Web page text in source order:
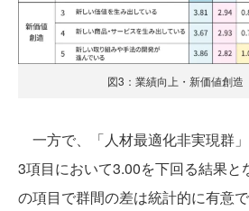
図3：業績向上・新価値創
一方で、「人材最適化非実現群
3項目において3.00を下回る結果と
の項目で群間の差は統計的に有意で